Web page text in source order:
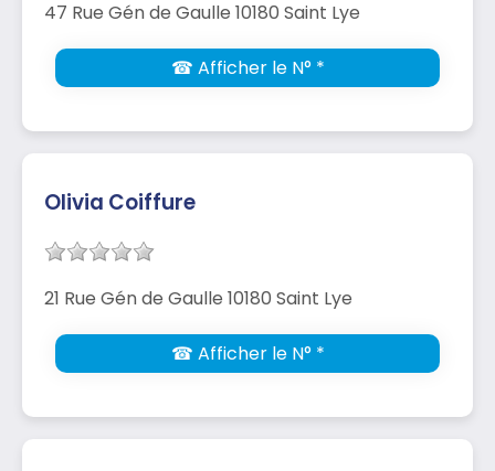
47 Rue Gén de Gaulle 10180 Saint Lye
☎ Afficher le N° *
Olivia Coiffure
21 Rue Gén de Gaulle 10180 Saint Lye
☎ Afficher le N° *